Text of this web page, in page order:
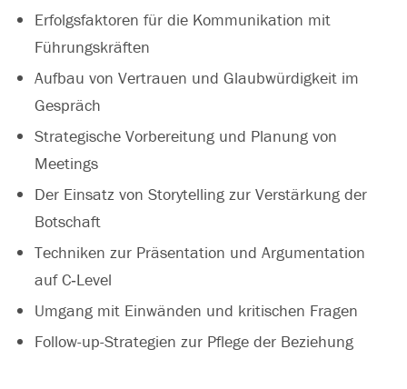
Erfolgsfaktoren für die Kommunikation mit
Führungskräften
Aufbau von Vertrauen und Glaubwürdigkeit im
Gespräch
Strategische Vorbereitung und Planung von
Meetings
Der Einsatz von Storytelling zur Verstärkung der
Botschaft
Techniken zur Präsentation und Argumentation
auf C‑Level
Umgang mit Einwänden und kritischen Fragen
Follow-up-Strategien zur Pflege der Beziehung